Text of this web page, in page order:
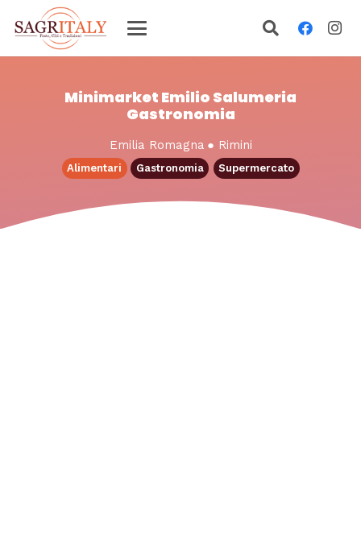
Minimarket Emilio Salumeria
Gastronomia
Emilia Romagna ● Rimini
Alimentari Gastronomia Supermercato